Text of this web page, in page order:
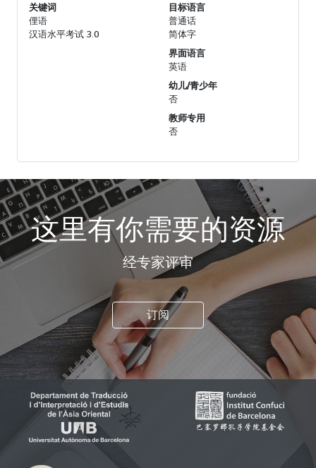
关键词
俚语
汉语水平考试 3.0
目标语言
普通话
简体字
界面语言
英语
幼儿/青少年
否
教师专用
否
这里有你需要的资源
经专家评审
订阅